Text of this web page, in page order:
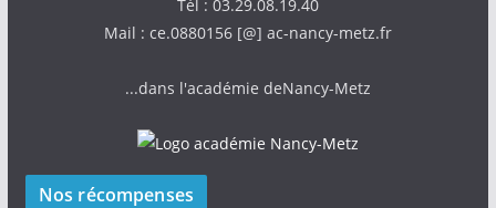
Tél : 03.29.08.19.40
Mail : ce.0880156 [@] ac-nancy-metz.fr
...dans l'académie deNancy-Metz
Nos récompenses